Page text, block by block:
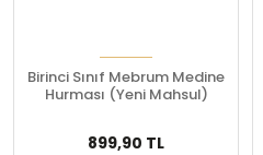
Birinci Sınıf Mebrum Medine
Hurması (Yeni Mahsul)
899,90 TL